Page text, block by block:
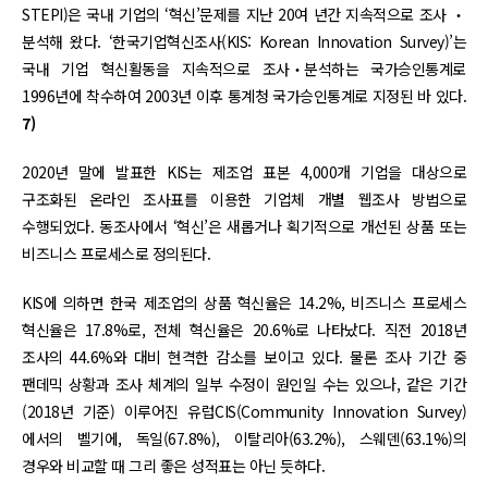
STEPI)은 국내 기업의 ‘혁신’문제를 지난 20여 년간 지속적으로 조사 ‧
분석해 왔다. ‘한국기업혁신조사(KIS: Korean Innovation Survey)’는
국내 기업 혁신활동을 지속적으로 조사‧분석하는 국가승인통계로
1996년에 착수하여 2003년 이후 통계청 국가승인통계로 지정된 바 있다.
7)
2020년 말에 발표한 KIS는 제조업 표본 4,000개 기업을 대상으로
구조화된 온라인 조사표를 이용한 기업체 개별 웹조사 방법으로
수행되었다. 동조사에서 ‘혁신’은 새롭거나 획기적으로 개선된 상품 또는
비즈니스 프로세스로 정의된다.
KIS에 의하면 한국 제조업의 상품 혁신율은 14.2%, 비즈니스 프로세스
혁신율은 17.8%로, 전체 혁신율은 20.6%로 나타났다. 직전 2018년
조사의 44.6%와 대비 현격한 감소를 보이고 있다. 물론 조사 기간 중
팬데믹 상황과 조사 체계의 일부 수정이 원인일 수는 있으나, 같은 기간
(2018년 기준) 이루어진 유럽CIS(Community Innovation Survey)
에서의 벨기에, 독일(67.8%), 이탈리아(63.2%), 스웨덴(63.1%)의
경우와 비교할 때 그리 좋은 성적표는 아닌 듯하다.